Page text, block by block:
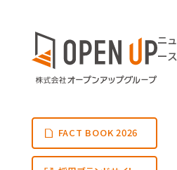
FACT BOOK 2026
ニュ
ース